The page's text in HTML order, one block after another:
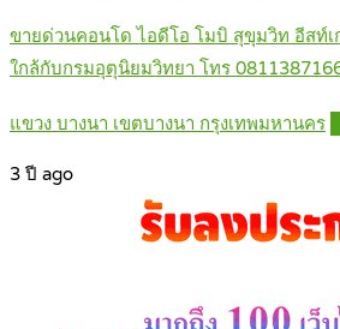
ขายด่วนคอนโด ไอดีโอ โมบิ สุขุมวิท อีสท์
ใกล้กับกรมอุตุนิยมวิทยา โทร
แขวง บางนา เขตบางนา กรุงเทพมหานคร
3 ปี ago